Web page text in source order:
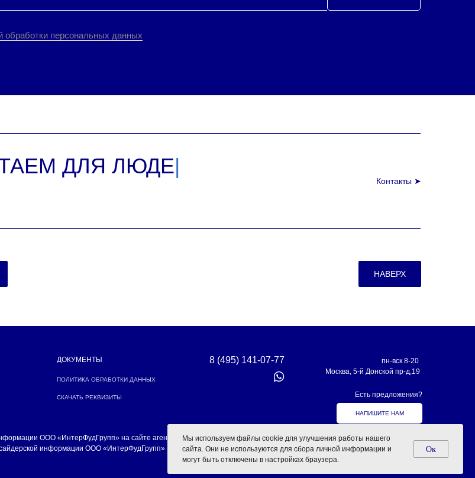
обработки персональных данных
ДЛЯ ЛЮДЕЙ,
Контакты ➤
НАВЕРХ
НАПИШИТЕ НАМ
8 (495) 141-07-77
ООО «ИнтерФудГрупп» на сайте агентства Интерфакс.
информации ООО «ИнтерФудГрупп»
ДОКУМЕНТЫ
ПОЛИТИКА ОБРАБОТКИ ДАННЫХ
СКАЧАТЬ РЕКВИЗИТЫ Есть предложения?
пн-вск 8-20
Москва, 5-й Донской пр-д,19
продвижение
Мы используем файлы cookie для улучшения работы нашего
сайта. Они не используются для сбора личной информации и
могут быть отключены в настройках браузера.
Oк